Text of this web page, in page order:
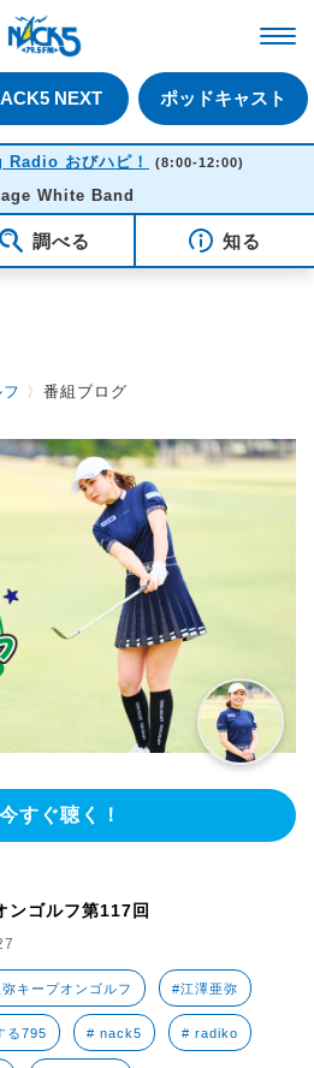
NEXT ポッドキャスト
おびハピ！ (8:00-12:00)
White Band
調べる 知る
〉番組ブログ
今すぐ聴く！
ンゴルフ第117回
キープオンゴルフ #江澤亜弥
る795 # nack5 # radiko